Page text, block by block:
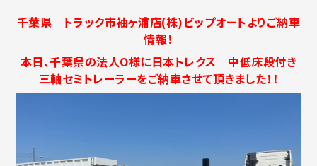
千葉県 トラック市袖ヶ浦店(株)ビップオートよりご納車
情報！
本日、千葉県の法人O様に日本トレクス 中低床段付き
三軸セミトレーラーをご納車させて頂きました！！